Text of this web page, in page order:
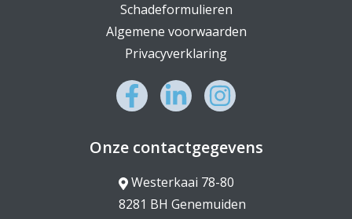
Schadeformulieren
Algemene voorwaarden
Privacyverklaring
Onze contactgegevens
Westerkaai 78-80
8281 BH Genemuiden